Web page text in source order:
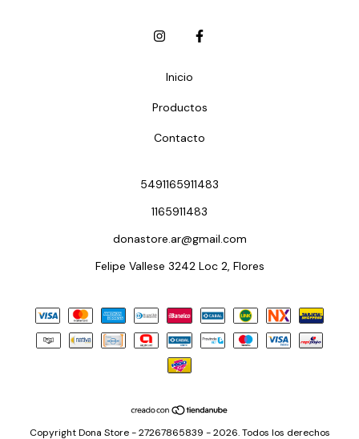
Inicio
Productos
Contacto
5491165911483
1165911483
donastore.ar@gmail.com
Felipe Vallese 3242 Loc 2, Flores
Copyright Dona Store - 27267865839 - 2026. Todos los derechos